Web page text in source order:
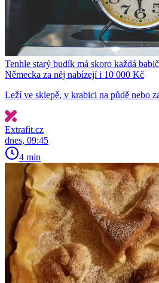
Tenhle starý budík má skoro každá
Německa za něj nabízejí i 10 000 Kč
Leží ve sklepě, v krabici na půdě nebo
Extrafit.cz
dnes, 09:45
4 min